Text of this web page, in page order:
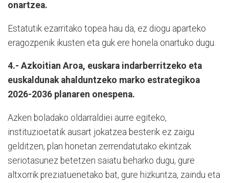
onartzea.
Estatutik ezarritako topea hau da, ez diogu aparteko
eragozpenik ikusten eta guk ere honela onartuko dugu.
4.- Azkoitian Aroa, euskara indarberritzeko eta
euskaldunak ahalduntzeko marko estrategikoa
2026-2036 planaren onespena.
Azken boladako oldarraldiei aurre egiteko,
instituzioetatik ausart jokatzea besterik ez zaigu
gelditzen, plan honetan zerrendatutako ekintzak
seriotasunez betetzen saiatu beharko dugu, gure
altxorrik preziatuenetako bat, gure hizkuntza, zaindu eta